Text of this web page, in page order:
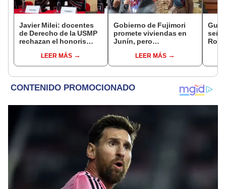
Javier Milei: docentes
de Derecho de la USMP
rechazan el honoris
presidente de Argentina
LEER MÁS
Gobierno de Fujimori
promete viviendas en
Junín, pero
se quejan por la lentitud
LEER MÁS
JNE